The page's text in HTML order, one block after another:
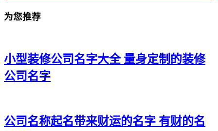
29、润豪、乐迪、方仁、兆茂、仲齐
32、慕捷、勋辉、赵源、吉百、明濯
为您推荐
小型装修公司名字大全 量身定制的装修
公司名字
公司名称起名带来财运的名字 有财的名